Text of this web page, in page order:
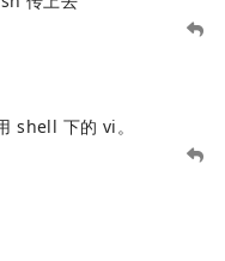
shell 下的 vi。